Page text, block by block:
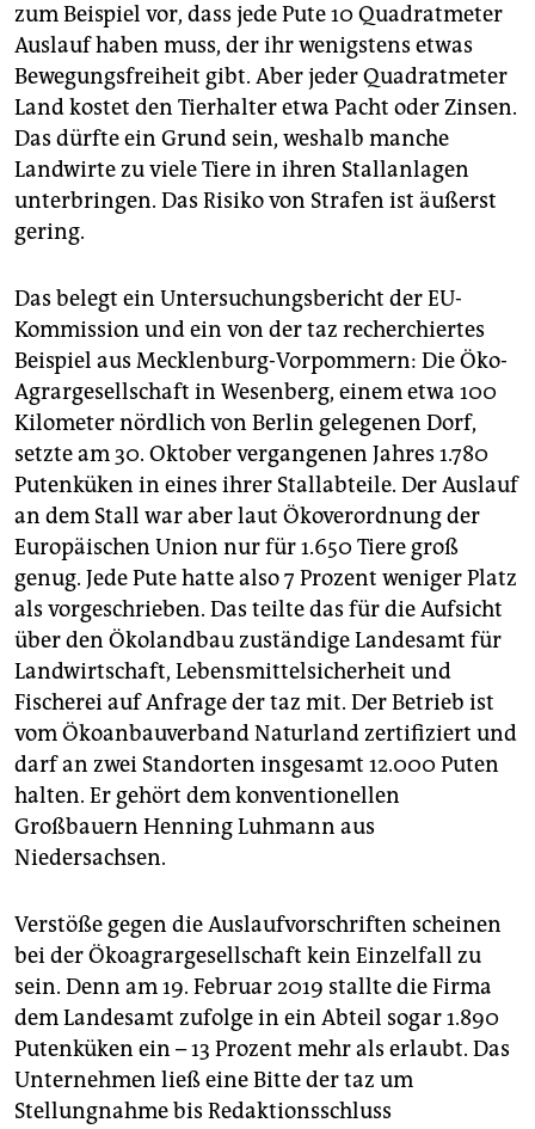
genossenschaft
epaper login
zum Beispiel vor, dass jede Pute 10 Quadratmeter
Auslauf haben muss, der ihr wenigstens etwas
Bewegungsfreiheit gibt. Aber jeder Quadratmeter
Land kostet den Tierhalter etwa Pacht oder Zinsen.
Das dürfte ein Grund sein, weshalb manche
Landwirte zu viele Tiere in ihren Stallanlagen
unterbringen. Das Risiko von Strafen ist äußerst
gering.
Das belegt ein Untersuchungsbericht der EU-
Kommission und ein von der taz recherchiertes
Beispiel aus Mecklenburg-Vorpommern: Die Öko-
Agrargesellschaft in Wesenberg, einem etwa 100
Kilometer nördlich von Berlin gelegenen Dorf,
setzte am 30. Oktober vergangenen Jahres 1.780
Putenküken in eines ihrer Stallabteile. Der Auslauf
an dem Stall war aber laut Ökoverordnung der
Europäischen Union nur für 1.650 Tiere groß
genug. Jede Pute hatte also 7 Prozent weniger Platz
als vorgeschrieben. Das teilte das für die Aufsicht
über den Ökolandbau zuständige Landesamt für
Landwirtschaft, Lebensmittelsicherheit und
Fischerei auf Anfrage der taz mit. Der Betrieb ist
vom Ökoanbauverband Naturland zertifiziert und
darf an zwei Standorten insgesamt 12.000 Puten
halten. Er gehört dem konventionellen
Großbauern Henning Luhmann aus
Niedersachsen.
Verstöße gegen die Auslaufvorschriften scheinen
bei der Ökoagrargesellschaft kein Einzelfall zu
sein. Denn am 19. Februar 2019 stallte die Firma
dem Landesamt zufolge in ein Abteil sogar 1.890
Putenküken ein – 13 Prozent mehr als erlaubt. Das
Unternehmen ließ eine Bitte der taz um
Stellungnahme bis Redaktionsschluss